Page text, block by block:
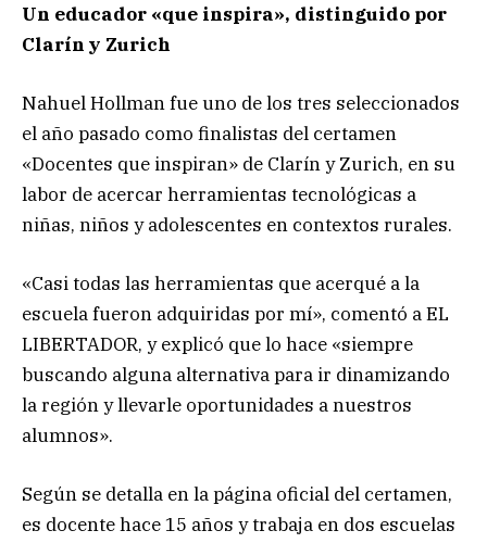
Un educador «que inspira», distinguido por
Clarín y Zurich
Nahuel Hollman fue uno de los tres seleccionados
el año pasado como finalistas del certamen
«Docentes que inspiran» de Clarín y Zurich, en su
labor de acercar herramientas tecnológicas a
niñas, niños y adolescentes en contextos rurales.
«Casi todas las herramientas que acerqué a la
escuela fueron adquiridas por mí», comentó a EL
LIBERTADOR, y explicó que lo hace «siempre
buscando alguna alternativa para ir dinamizando
la región y llevarle oportunidades a nuestros
alumnos».
Según se detalla en la página oficial del certamen,
es docente hace 15 años y trabaja en dos escuelas